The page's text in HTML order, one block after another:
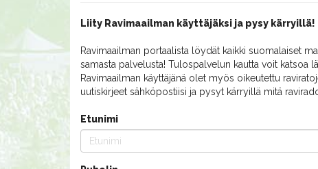
Liity Ravimaailman käyttäjäksi ja pysy kärryillä!
Ravimaailman portaalista löydät kaikki suomalaiset
samasta palvelusta! Tulospalvelun kautta voit katsoa
Ravimaailman käyttäjänä olet myös oikeutettu
uutiskirjeet sähköpostiisi ja pysyt kärryillä mitä
Etunimi